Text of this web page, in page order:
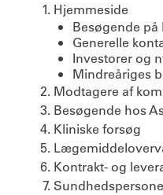
Hjemmeside
Besøgende på
Generelle
Investorer og
Mindreåriges
Modtagere af
Besøgende hos
Kliniske forsøg
Kontrakt- og